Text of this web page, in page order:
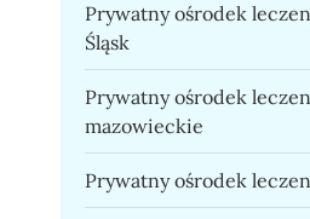
Prywatny ośrodek
Śląsk
Prywatny ośrodek
mazowieckie
Prywatny ośrodek